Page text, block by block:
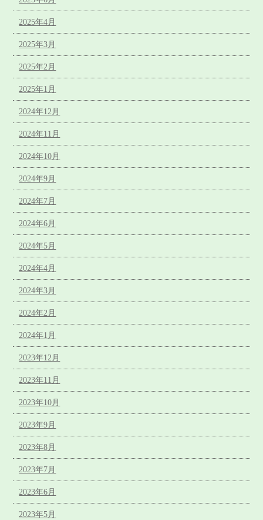
2025年4月
2025年3月
2025年2月
2025年1月
2024年12月
2024年11月
2024年10月
2024年9月
2024年7月
2024年6月
2024年5月
2024年4月
2024年3月
2024年2月
2024年1月
2023年12月
2023年11月
2023年10月
2023年9月
2023年8月
2023年7月
2023年6月
2023年5月